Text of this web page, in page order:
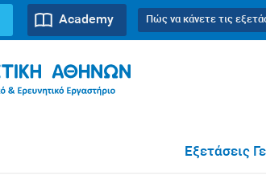
Πώς να κάνετε τις
Academy
Εξετάσεις